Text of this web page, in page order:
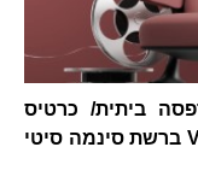
ביתית/ כרטיס
מגנטי) המקנה כניסה זוגית לסרט V.I.P ברשת סינמה סיטי